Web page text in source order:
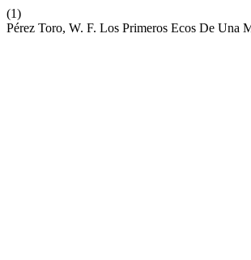
(1)
Pérez Toro, W. F. Los Primeros Ecos De